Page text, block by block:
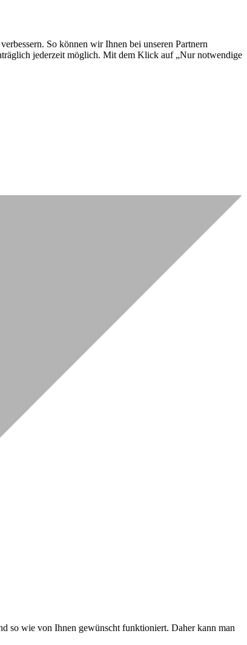
So können wir Ihnen bei unseren Partnern
jederzeit möglich. Mit dem Klick auf „Nur notwendige
so wie von Ihnen gewünscht funktioniert. Daher kann man